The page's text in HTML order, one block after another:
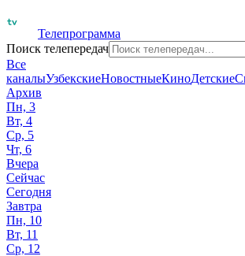
Телепрограмма
Поиск телепередач
Все
каналыУзбекскиеНовостныеКиноДетские
Архив
Пн, 3
Вт, 4
Ср, 5
Чт, 6
Вчера
Сейчас
Сегодня
Завтра
Пн, 10
Вт, 11
Ср, 12